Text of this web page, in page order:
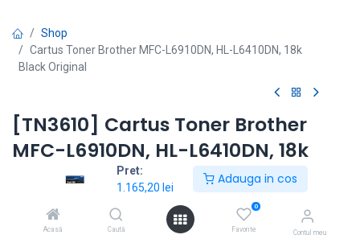
Pret:
1.165,20 lei
Adauga in cos
Acasă Caută
0
Favorite Contul meu
Shop
Cartus Toner Brother MFC-L6910DN, HL-L6410DN, 18k
Black Original
[TN3610] Cartus Toner Brother
MFC-L6910DN, HL-L6410DN, 18k
Black Original
Modele echipamente: MFCL6710, 6910
1.165,20 fără TVA 1.409,89 leicu TVA